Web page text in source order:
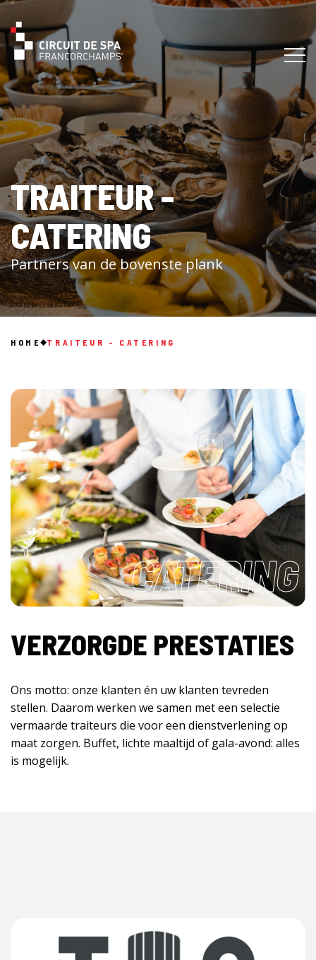
TRAITEUR -
CATERING
Partners van de bovenste plank
HOME TRAITEUR - CATERING
VERZORGDE PRESTATIES
Ons motto: onze klanten én uw klanten tevreden
stellen. Daarom werken we samen met een selectie
vermaarde traiteurs die voor een dienstverlening op
maat zorgen. Buffet, lichte maaltijd of gala-avond: alles
is mogelijk.
CATERING